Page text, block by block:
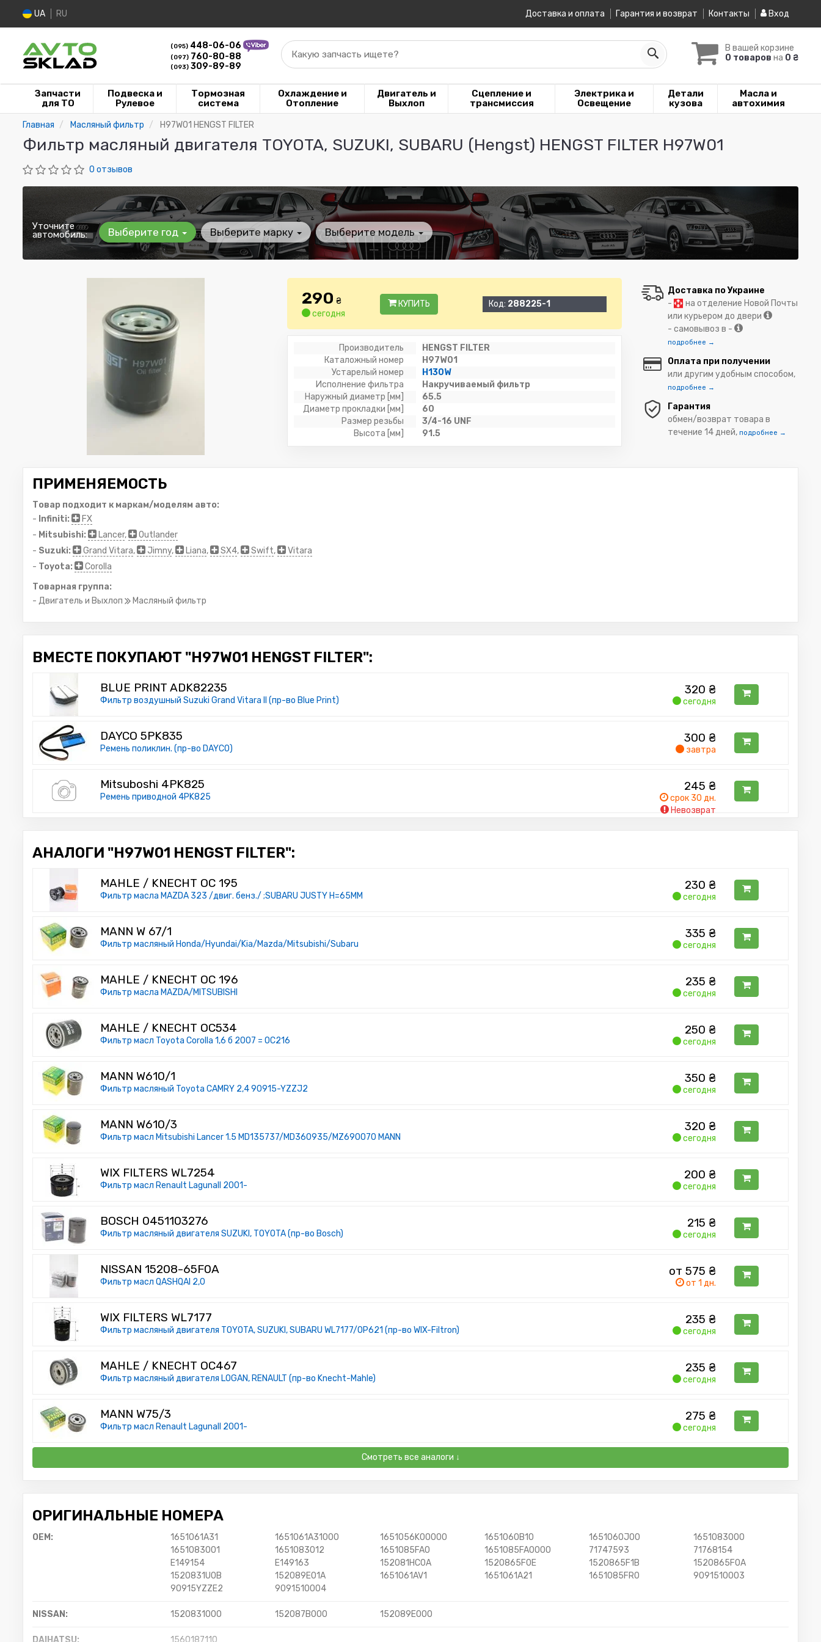
UA RU Доставка и оплата Гарантия и возврат Контакты Вход
(095) 448-06-06
(097) 760-80-88
(093) 309-89-89
В вашей корзине
0 товаров на 0 ₴
Какую запчасть ищете?
Запчасти
для ТО
Подвеска и
Рулевое
Тормозная
система
Охлаждение и
Отопление
Двигатель и
Выхлоп
Сцепление и
трансмиссия
Электрика и
Освещение
Детали
кузова
Масла и
автохимия
Главная Масляный фильтр H97W01 HENGST FILTER
Фильтр масляный двигателя TOYOTA, SUZUKI, SUBARU (Hengst) HENGST FILTER H97W01
0 отзывов
Уточните
автомобиль: Выберите год Выберите марку Выберите модель
290 ₴
сегодня
КУПИТЬ Код: 288225-1
Производитель
HENGST FILTER
Каталожный номер
H97W01
Устарелый номер
H130W
Исполнение фильтра
Накручиваемый фильтр
Наружный диаметр [мм]
65.5
Диаметр прокладки [мм]
60
Размер резьбы
3/4-16 UNF
Высота [мм]
91.5
Доставка по Украине
-
на отделение Новой Почты
или курьером до двери
- самовывоз в -
подробнее →
Оплата при получении
или другим удобным способом,
подробнее →
Гарантия
обмен/возврат товара в
течение 14 дней,подробнее →
ПРИМЕНЯЕМОСТЬ
Товар подходит к маркам/моделям авто:
- Infiniti:
FX
- Mitsubishi: Lancer,
Outlander
- Suzuki: Grand Vitara, Jimny, Liana, SX4, Swift,
Vitara
- Toyota:
Corolla
Товарная группа:
- Двигатель и Выхлоп
Масляный фильтр
ВМЕСТЕ ПОКУПАЮТ "H97W01 HENGST FILTER":
BLUE PRINT ADK82235
Фильтр воздушный Suzuki Grand Vitara II (пр-во Blue Print)
320 ₴
сегодня
DAYCO 5PK835
Ремень поликлин. (пр-во DAYCO)
300 ₴
завтра
Mitsuboshi 4PK825
Ремень приводной 4PK825
245 ₴
срок 30 дн.
Невозврат
АНАЛОГИ "H97W01 HENGST FILTER":
MAHLE / KNECHT OC 195
Фильтр масла MAZDA 323 /двиг. бенз./ ;SUBARU JUSTY H=65MM
230 ₴
сегодня
MANN W 67/1
Фильтр масляный Honda/Hyundai/Kia/Mazda/Mitsubishi/Subaru
335 ₴
сегодня
MAHLE / KNECHT OC 196
Фильтр масла MAZDA/MITSUBISHI
235 ₴
сегодня
MAHLE / KNECHT OC534
Фильтр масл Toyota Corolla 1,6 б 2007 = OC216
250 ₴
сегодня
MANN W610/1
Фильтр масляный Toyota CAMRY 2,4 90915-YZZJ2
350 ₴
сегодня
MANN W610/3
Фильтр масл Mitsubishi Lancer 1.5 MD135737/MD360935/MZ690070 MANN
320 ₴
сегодня
WIX FILTERS WL7254
Фильтр масл Renault LagunaII 2001-
200 ₴
сегодня
BOSCH 0451103276
Фильтр масляный двигателя SUZUKI, TOYOTA (пр-во Bosch)
215 ₴
сегодня
NISSAN 15208-65F0A
Фильтр масл QASHQAI 2,0
от 575 ₴
от 1 дн.
WIX FILTERS WL7177
Фильтр масляный двигателя TOYOTA, SUZUKI, SUBARU WL7177/OP621 (пр-во WIX-Filtron)
235 ₴
сегодня
MAHLE / KNECHT OC467
Фильтр масляный двигателя LOGAN, RENAULT (пр-во Knecht-Mahle)
235 ₴
сегодня
MANN W75/3
Фильтр масл Renault LagunaII 2001-
275 ₴
сегодня
Смотреть все аналоги ↓
ОРИГИНАЛЬНЫЕ НОМЕРА
OEM: 1651061A31 1651061A31000 1651056K00000 1651060B10 1651060J00
1651083000
1651083001
1651083012 1651085FA0 1651085FA0000 71747593
71768154
E149154
E149163 152081HC0A 1520865F0E 1520865F1B
1520865F0A
1520831U0B
152089E01A 1651061AV1 1651061A21 1651085FR0
9091510003
90915YZZE2
9091510004
NISSAN: 1520831000 152087B000 152089E000
DAIHATSU: 1560187110